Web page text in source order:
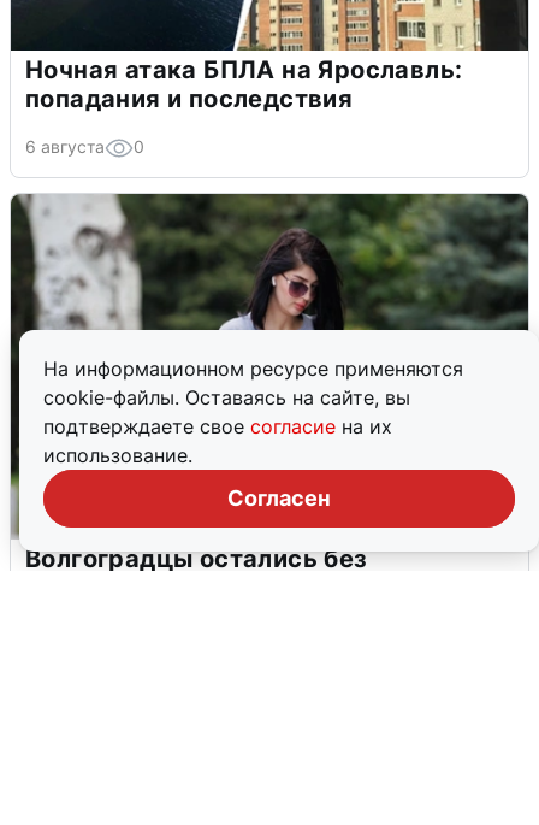
На информационном ресурсе применяются
cookie-файлы. Оставаясь на сайте, вы
подтверждаете свое согласие на их
использование.
Согласен
Ночная атака БПЛА на Ярославль:
попадания и последствия
6 августа 0
Волгоградцы остались без